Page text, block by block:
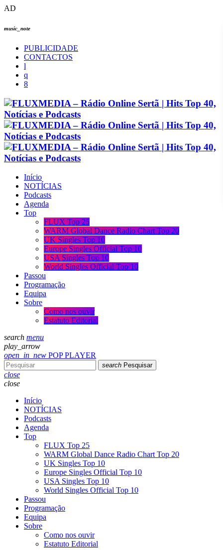
AD
music_note
PUBLICIDADE
CONTACTOS
Início
NOTÍCIAS
Podcasts
Agenda
Top
FLUX Top 25
WARM Global Dance Radio Chart Top 20
UK Singles Top 10
Europe Singles Official Top 10
USA Singles Top 10
World Singles Official Top 10
Passou
Programação
Equipa
Sobre
Como nos ouvir
Estatuto Editorial
search menu
play_arrow
open_in_new POP PLAYER
search Pesquisar
close
close
Início
NOTÍCIAS
Podcasts
Agenda
Top
FLUX Top 25
WARM Global Dance Radio Chart Top 20
UK Singles Top 10
Europe Singles Official Top 10
USA Singles Top 10
World Singles Official Top 10
Passou
Programação
Equipa
Sobre
Como nos ouvir
Estatuto Editorial